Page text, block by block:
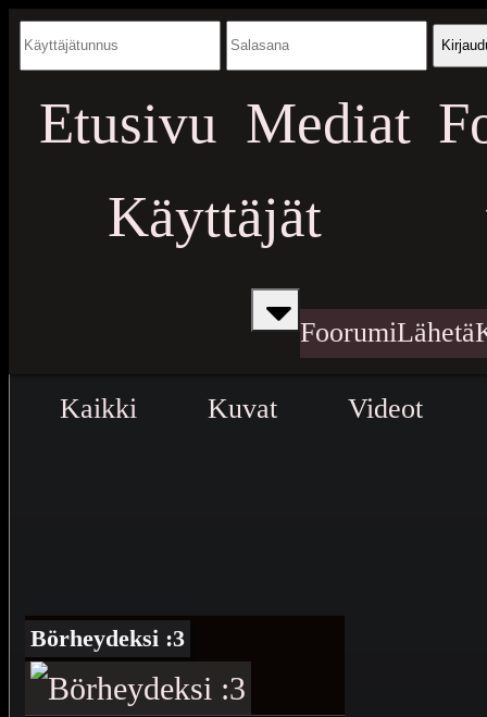
Etusivu Mediat
Käyttäjät
FoorumiLähetä
Kaikki Kuvat Videot
Börheydeksi :3